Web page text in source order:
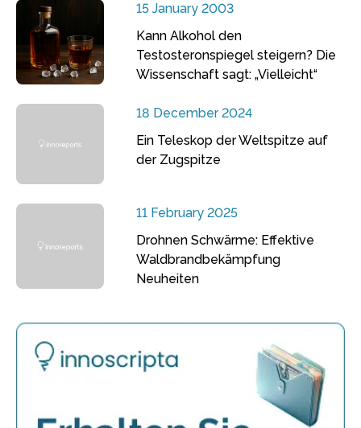
15 January 2003
Kann Alkohol den
Testosteronspiegel steigern? Die
Wissenschaft sagt: „Vielleicht“
18 December 2024
Ein Teleskop der Weltspitze auf
der Zugspitze
11 February 2025
Drohnen Schwärme: Effektive
Waldbrandbekämpfung
Neuheiten